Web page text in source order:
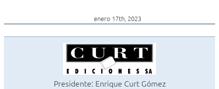
enero 17th, 2023
Presidente: Enrique Curt Gómez